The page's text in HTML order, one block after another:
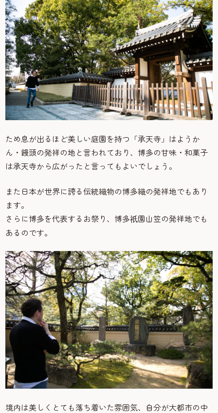
ため息が出るほど美しい庭園を持つ「承天寺」はようか
ん・饅頭の発祥の地と言われており、博多の甘味・和菓子
は承天寺から広がったと言ってもよいでしょう。
また日本が世界に誇る伝統織物の博多織の発祥地でもあり
ます。
さらに博多を代表するお祭り、博多祇園山笠の発祥地でも
あるのです。
境内は美しくとても落ち着いた雰囲気、自分が大都市の中